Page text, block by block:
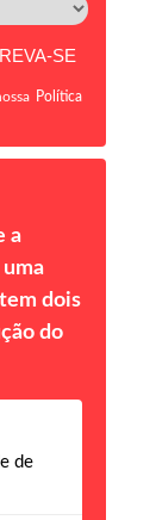
Política
a
uma
dois
do
de